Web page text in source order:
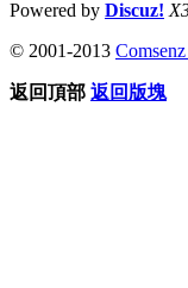
Powered by Discuz!
© 2001-2013
返回頂部 返回版塊